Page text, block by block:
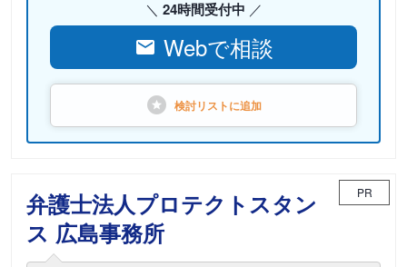
24時間受付中
Webで相談
検討リストに追加
弁護士法人プロテクトスタン
ス 広島事務所
PR